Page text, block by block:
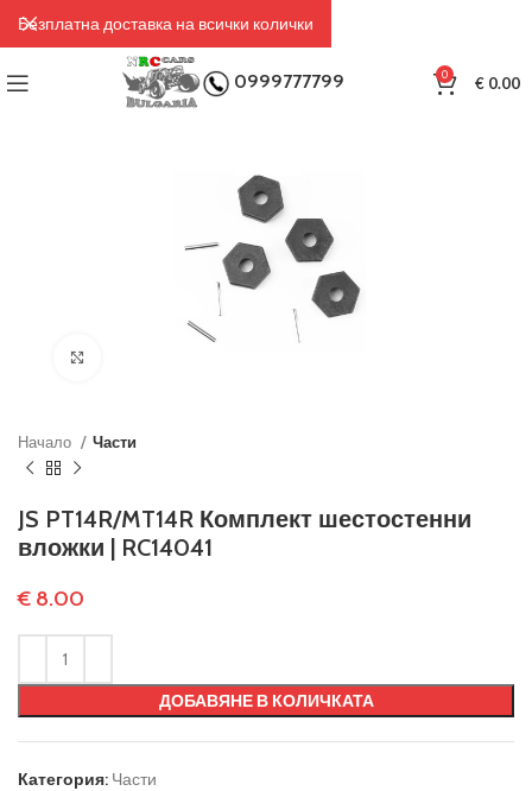
0999777799 0 €0.00
Начало Части
JS PT14R/MT14R Комплект шестостенни
вложки | RC14041
€ 8.00
ДОБАВЯНЕ В КОЛИЧКАТА
Категория: Части
Безплатна доставка на всички колички